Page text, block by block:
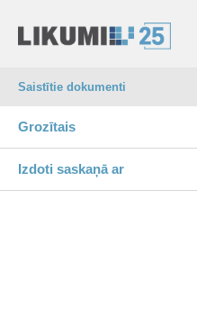
Saistītie dokumenti
Grozītais
Izdoti saskaņā ar